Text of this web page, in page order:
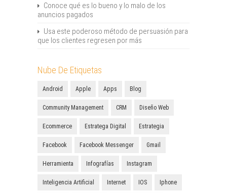
Conoce qué es lo bueno y lo malo de los
anuncios pagados
Usa este poderoso método de persuasión para
que los clientes regresen por más
Nube De Etiquetas
Android Apple Apps Blog
Community Management CRM Diseño Web
Ecommerce Estratega Digital Estrategia
Facebook Facebook Messenger Gmail
Herramienta Infografías Instagram
Inteligencia Artificial Internet IOS Iphone